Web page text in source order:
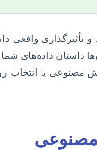
و تأثیرگذاری
داستان داده‌های
مصنوعی یا